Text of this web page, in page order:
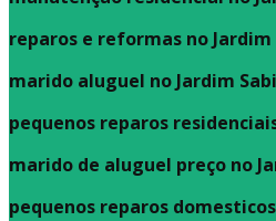
reparos e reformas no Jardim
marido aluguel no Jardim
pequenos reparos
marido de aluguel preço no
pequenos reparos